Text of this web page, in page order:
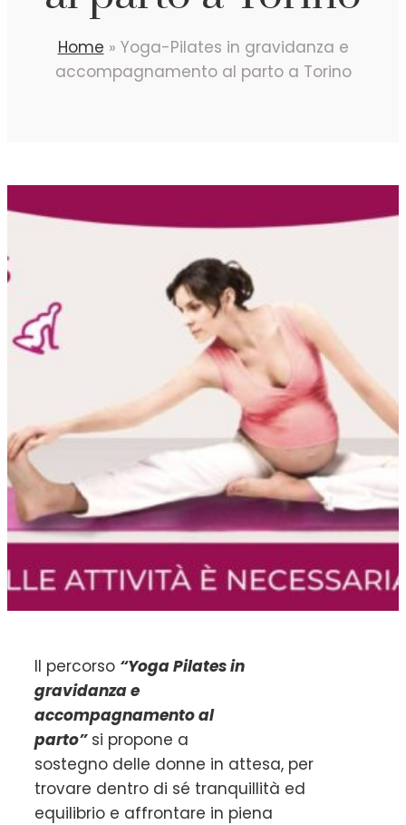
Home » Yoga-Pilates in gravidanza e
accompagnamento al parto a Torino
Il percorso “Yoga Pilates in
gravidanza e
accompagnamento al
parto”si propone a
sostegno delle donne in attesa, per
trovare dentro di sé tranquillità ed
equilibrio e affrontare in piena